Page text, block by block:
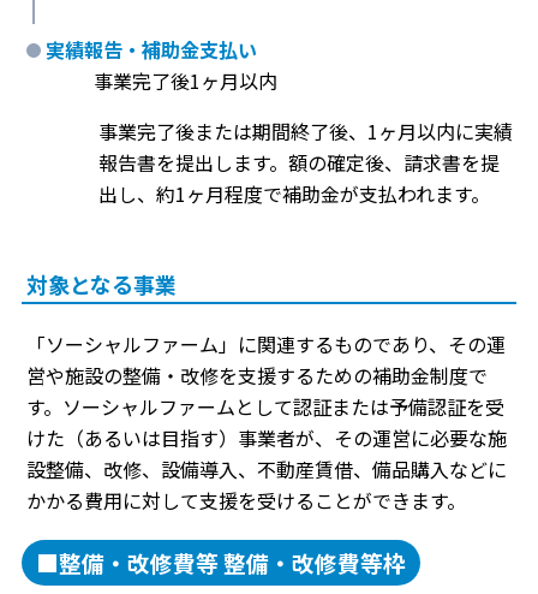
実績報告・補助金支払い
事業完了後1ヶ月以内
事業完了後または期間終了後、1ヶ月以内に実績
報告書を提出します。額の確定後、請求書を提
出し、約1ヶ月程度で補助金が支払われます。
対象となる事業
「ソーシャルファーム」に関連するものであり、その運
営や施設の整備・改修を支援するための補助金制度で
す。ソーシャルファームとして認証または予備認証を受
けた（あるいは目指す）事業者が、その運営に必要な施
設整備、改修、設備導入、不動産賃借、備品購入などに
かかる費用に対して支援を受けることができます。
■整備・改修費等 整備・改修費等枠